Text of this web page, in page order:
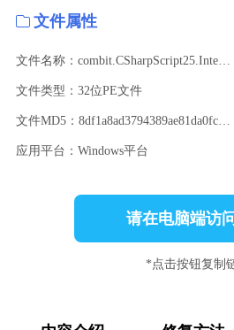
文件属性
文件名称：combit.CSharpScript25.Interface.x86.dll
文件类型：32位PE文件
文件MD5：8df1a8ad3794389ae81da0fcb061a2ef
应用平台：Windows平台
请在电脑端访
*点击按钮复制